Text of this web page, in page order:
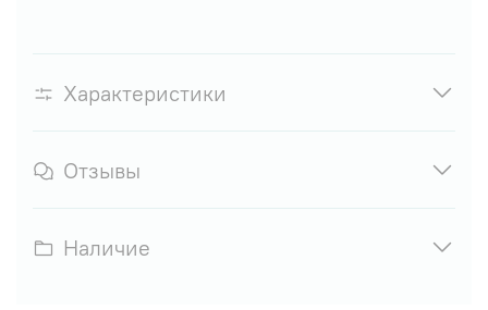
Характеристики
Отзывы
Наличие